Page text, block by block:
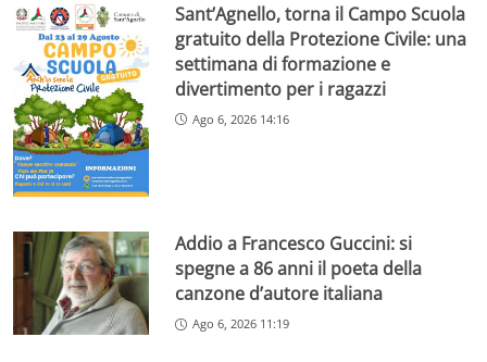
Sant’Agnello, torna il Campo Scuola
gratuito della Protezione Civile: una
settimana di formazione e
divertimento per i ragazzi
Ago 6, 2026 14:16
Addio a Francesco Guccini: si
spegne a 86 anni il poeta della
canzone d’autore italiana
Ago 6, 2026 11:19